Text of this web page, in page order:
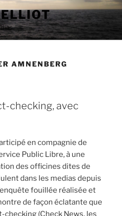
AMNENBERG
checking, avec
en compagnie de
Public Libre, à une
des officines dites de
dans les medias depuis
fouillée réalisée et
de façon éclatante que
(Check News, les